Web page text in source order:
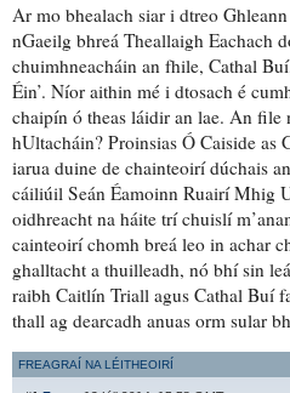
Ar mo bhealach siar i dtreo
nGaeilg bhreá Theallaigh Eachach
chuimhneacháin an fhile, Cathal
Éin’. Níor aithin mé i dtosach é
chaipín ó theas láidir an lae. An file
hUltacháin? Proinsias Ó Caiside as
iarua duine de chainteoirí dúchais
cáiliúil Seán Éamoinn Ruairí Mhig
oidhreacht na háite trí chuislí
cainteoirí chomh breá leo in achar
ghalltacht a thuilleadh, nó bhí sin
raibh Caitlín Triall agus Cathal Buí
thall ag dearcadh anuas orm sular
FREAGRAÍ NA LÉITHEOIRÍ